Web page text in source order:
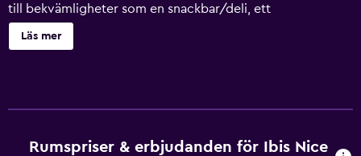
till bekvämligheter som en snackbar/deli, ett
konferenscenter och mikro i allmänt utrymme. Städning är
tillgänglig på begäran. Ibis Nice Centre Gare erbjuder 199
Strykjärn/strykbräda, byte av handdukar och byte av lakan
Läs mer
Rumspriser & erbjudanden för Ibis Nice